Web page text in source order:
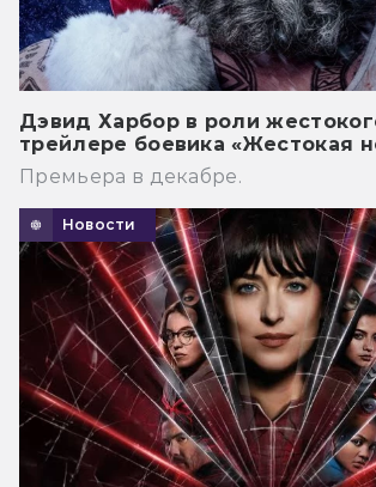
Дэвид Харбор в роли
трейлере боевика «Жестокая
Премьера в декабре.
Новости